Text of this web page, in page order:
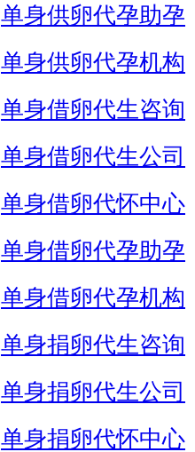
单身供卵代孕助孕
单身供卵代孕机构
单身借卵代生咨询
单身借卵代生公司
单身借卵代怀中心
单身借卵代孕助孕
单身借卵代孕机构
单身捐卵代生咨询
单身捐卵代生公司
单身捐卵代怀中心